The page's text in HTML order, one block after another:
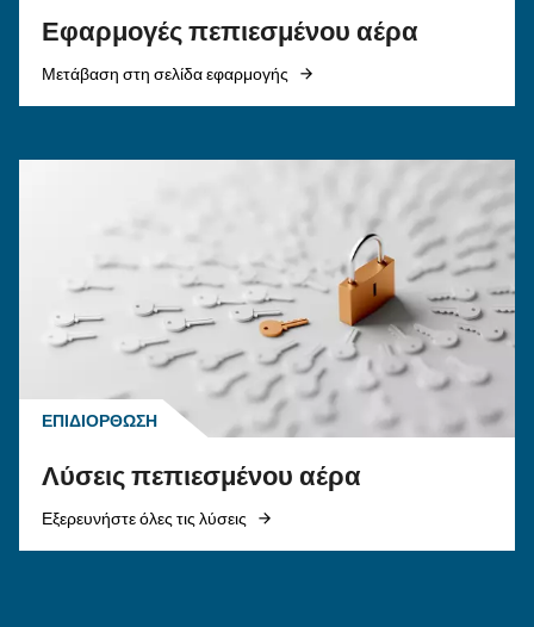
ΠΕΠΙΕΣΜΈΝΟΣ ΑΈΡΑΣ
Ο αεροσυμπιεστής δεν
λειτουργεί με κρύο αέρα:
λύσεις και προληπτικά